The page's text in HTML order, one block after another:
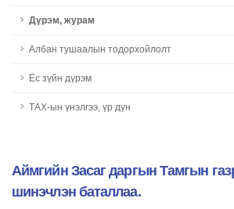
Дүрэм, журам
Албан тушаалын тодорхойлолт
Ёс зүйн дүрэм
ТАХ-ын үнэлгээ, үр дүн
Аймгийн Засаг даргын Тамгын
шинэчлэн баталлаа.